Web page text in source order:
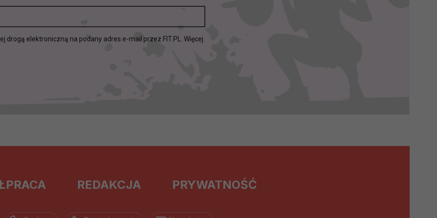
elektroniczną na podany adres e-mail przez FIT.PL. Więcej
REDAKCJA PRYWATNOŚĆ
musi być oparte na właściwej, zgodnej z obowiązującymi przepisami, podstawie prawnej.
danych w celu świadczenia usług, w tym dopasowywania ich do Twoich zainteresowań,
lub podobne dokumenty dostępne w usługach, z których korzystasz). Taką podstawą
i marketingu własnego administratorów jest tzw. uzasadniony interes administratora.